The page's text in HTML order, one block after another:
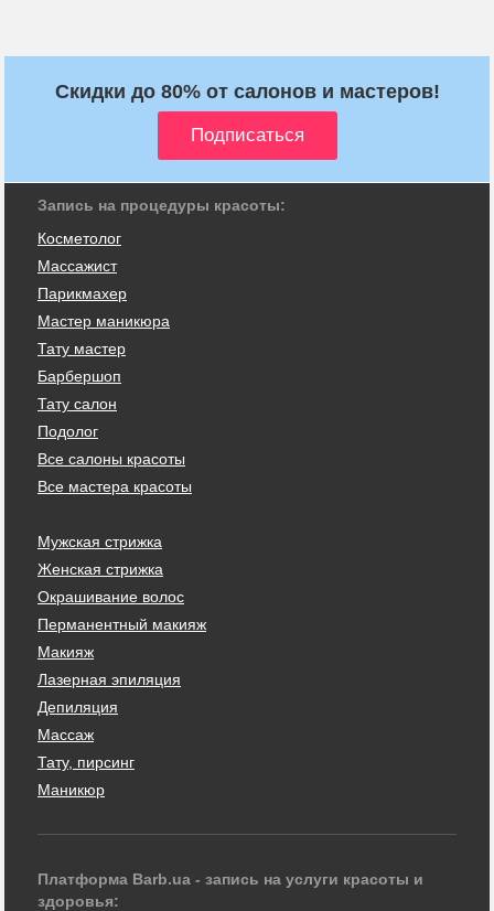
Скидки до 80% от салонов и мастеров!
Запись на процедуры красоты:
Косметолог
Массажист
Парикмахер
Мастер маникюра
Тату мастер
Барбершоп
Тату салон
Подолог
Все салоны красоты
Все мастера красоты
Мужская стрижка
Женская стрижка
Окрашивание волос
Перманентный макияж
Макияж
Лазерная эпиляция
Депиляция
Массаж
Тату, пирсинг
Маникюр
Платформа Barb.ua - запись на услуги красоты и
здоровья: